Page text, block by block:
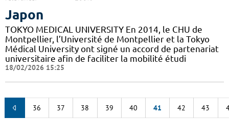
Japon
TOKYO MEDICAL UNIVERSITY En 2014, le CHU de
Montpellier, l’Université de Montpellier et la Tokyo
Médical University ont signé un accord de partenariat
universitaire afin de faciliter la mobilité étudi
18/02/2026 15:25
36 37 38 39 40 41 42 43